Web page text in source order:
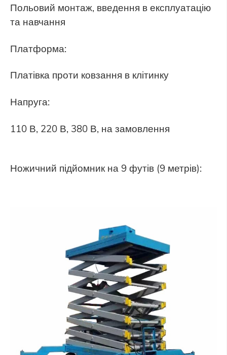
Польовий монтаж, введення в експлуатацію
та навчання
Платформа:
Платівка проти ковзання в клітинку
Напруга:
110 В, 220 В, 380 В, на замовлення
Ножичний підйомник на 9 футів (9 метрів):